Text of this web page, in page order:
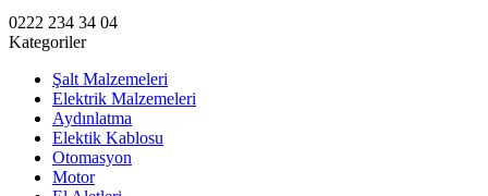
0222 234 34 04
Kategoriler
Şalt Malzemeleri
Elektrik Malzemeleri
Aydınlatma
Elektik Kablosu
Otomasyon
Motor